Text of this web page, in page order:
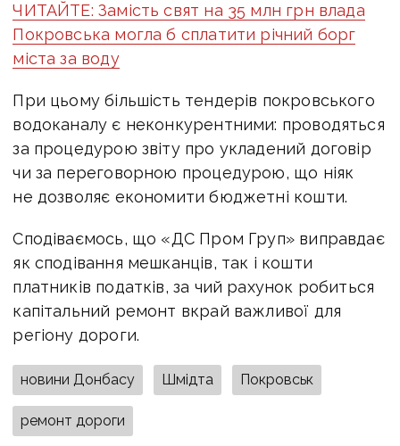
ЧИТАЙТЕ: Замість свят на 35 млн грн влада
Покровська могла б сплатити річний борг
міста за воду
При цьому більшість тендерів покровського
водоканалу є неконкурентними: проводяться
за процедурою звіту про укладений договір
чи за переговорною процедурою, що ніяк
не дозволяє економити бюджетні кошти.
Сподіваємось, що «ДС Пром Груп» виправдає
як сподівання мешканців, так і кошти
платників податків, за чий рахунок робиться
капітальний ремонт вкрай важливої для
регіону дороги.
новини Донбасу Шмідта Покровськ
ремонт дороги